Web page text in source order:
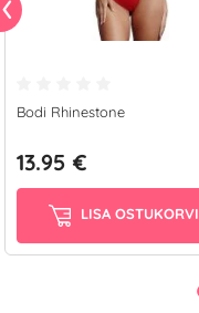
Bodi Rhinestone
13.95 €
LISA OSTUKORVI